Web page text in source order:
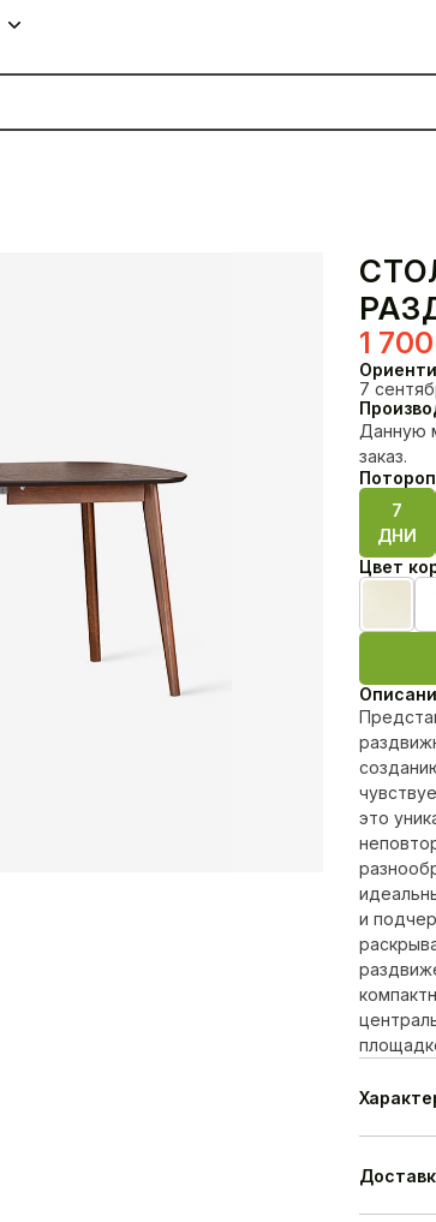
Комплекты
1
7
Данную
заказ.
7
ДНИ
Цвет
это
и
Ширина